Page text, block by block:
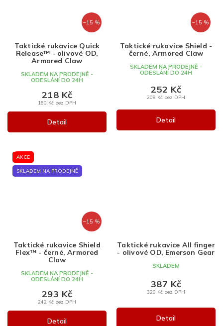
–15 %
Taktické rukavice Quick
Release™ - olivové OD,
Armored Claw
SKLADEM NA PRODEJNĚ -
ODESLÁNÍ DO 24H
180 Kč bez DPH
218 Kč
Detail
–15 %
Taktické rukavice Shield -
černé, Armored Claw
SKLADEM NA PRODEJNĚ -
ODESLÁNÍ DO 24H
208 Kč bez DPH
252 Kč
Detail
AKCE
SKLADEM NA PRODEJNĚ
–15 %
Taktické rukavice Shield
Flex™ - černé, Armored
Claw
SKLADEM NA PRODEJNĚ -
ODESLÁNÍ DO 24H
242 Kč bez DPH
293 Kč
Detail
Taktické rukavice All finger
- olivové OD, Emerson Gear
SKLADEM
320 Kč bez DPH
387 Kč
Detail